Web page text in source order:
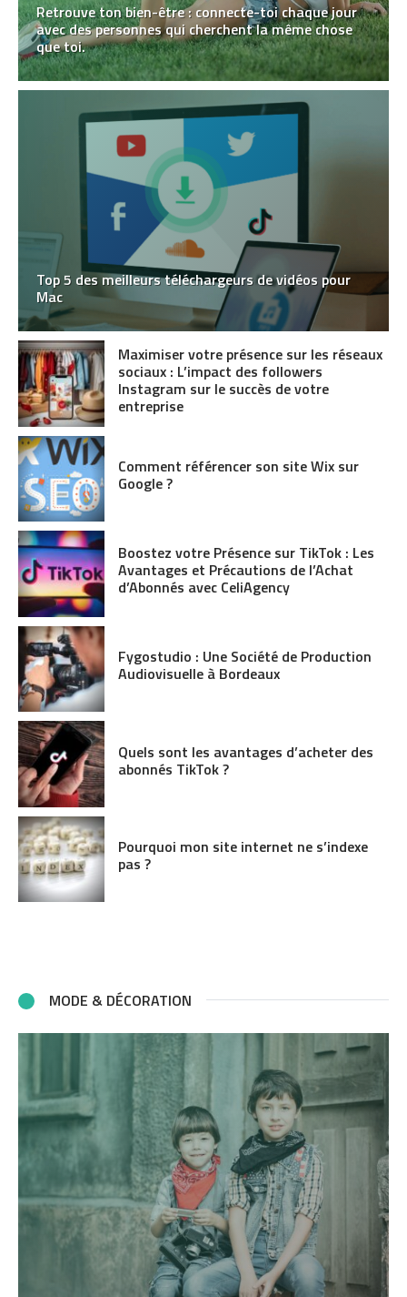
Retrouve ton bien-être : connecte-toi chaque jour
avec des personnes qui cherchent la même chose
que toi.
Top 5 des meilleurs téléchargeurs de vidéos pour
Mac
Maximiser votre présence sur les réseaux
sociaux : L’impact des followers
Instagram sur le succès de votre
entreprise
Comment référencer son site Wix sur
Google ?
Boostez votre Présence sur TikTok : Les
Avantages et Précautions de l’Achat
d’Abonnés avec CeliAgency
Fygostudio : Une Société de Production
Audiovisuelle à Bordeaux
Quels sont les avantages d’acheter des
abonnés TikTok ?
Pourquoi mon site internet ne s’indexe
pas ?
MODE & DÉCORATION